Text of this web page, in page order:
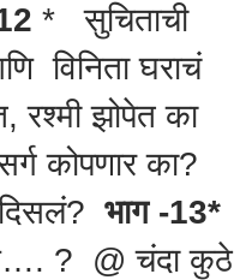
* सुचिताची
विनिता घराचं
रश्मी झोपेत का
कोपणार का?
भाग -13*
? @ चंदा कुठे